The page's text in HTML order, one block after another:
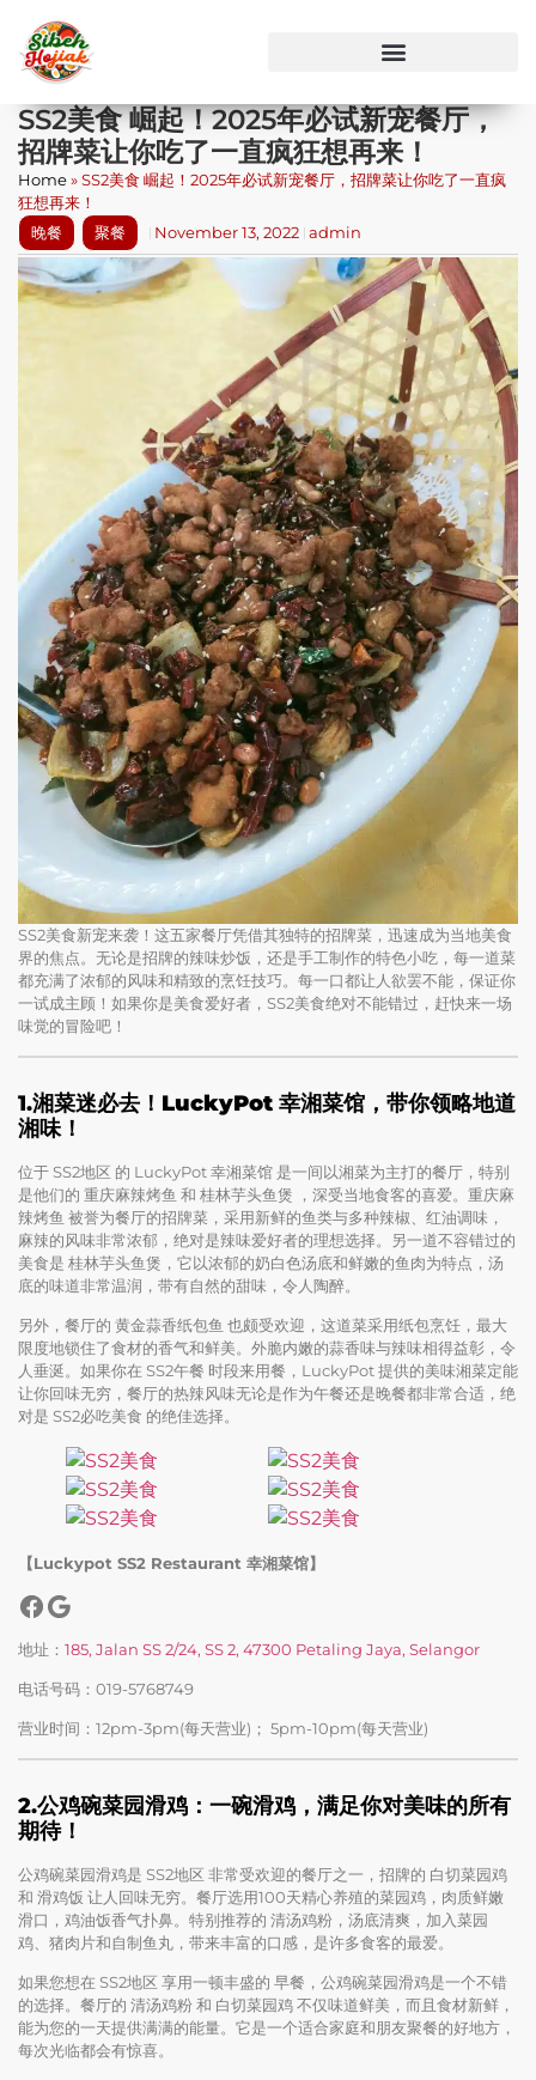
SS2美食 崛起！2025年必试新宠餐厅，
招牌菜让你吃了一直疯狂想再来！
Home»SS2美食 崛起！2025年必试新宠餐厅，招牌菜让你吃了一直疯
狂想再来！
晚餐
聚餐 November 13, 2022 admin
SS2美食新宠来袭！这五家餐厅凭借其独特的招牌菜，迅速成为当地美食
界的焦点。无论是招牌的辣味炒饭，还是手工制作的特色小吃，每一道菜
都充满了浓郁的风味和精致的烹饪技巧。每一口都让人欲罢不能，保证你
一试成主顾！如果你是美食爱好者，SS2美食绝对不能错过，赶快来一场
味觉的冒险吧！
1.湘菜迷必去！LuckyPot 幸湘菜馆，带你领略地道
湘味！
位于 SS2地区 的 LuckyPot 幸湘菜馆 是一间以湘菜为主打的餐厅，特别
是他们的 重庆麻辣烤鱼 和 桂林芋头鱼煲 ，深受当地食客的喜爱。重庆麻
辣烤鱼 被誉为餐厅的招牌菜，采用新鲜的鱼类与多种辣椒、红油调味，
麻辣的风味非常浓郁，绝对是辣味爱好者的理想选择。另一道不容错过的
美食是 桂林芋头鱼煲，它以浓郁的奶白色汤底和鲜嫩的鱼肉为特点，汤
底的味道非常温润，带有自然的甜味，令人陶醉。
另外，餐厅的 黄金蒜香纸包鱼 也颇受欢迎，这道菜采用纸包烹饪，最大
限度地锁住了食材的香气和鲜美。外脆内嫩的蒜香味与辣味相得益彰，令
人垂涎。如果你在 SS2午餐 时段来用餐，LuckyPot 提供的美味湘菜定能
让你回味无穷，餐厅的热辣风味无论是作为午餐还是晚餐都非常合适，绝
对是 SS2必吃美食 的绝佳选择。
【Luckypot SS2 Restaurant 幸湘菜馆】
地址： 185, Jalan SS 2/24, SS 2, 47300 Petaling Jaya, Selangor
电话号码：019-5768749
营业时间：12pm-3pm(每天营业)； 5pm-10pm(每天营业)
2.公鸡碗菜园滑鸡：一碗滑鸡，满足你对美味的所有
期待！
公鸡碗菜园滑鸡是 SS2地区 非常受欢迎的餐厅之一，招牌的 白切菜园鸡
和 滑鸡饭 让人回味无穷。餐厅选用100天精心养殖的菜园鸡，肉质鲜嫩
滑口，鸡油饭香气扑鼻。特别推荐的 清汤鸡粉，汤底清爽，加入菜园
鸡、猪肉片和自制鱼丸，带来丰富的口感，是许多食客的最爱。
如果您想在 SS2地区 享用一顿丰盛的 早餐，公鸡碗菜园滑鸡是一个不错
的选择。餐厅的 清汤鸡粉 和 白切菜园鸡 不仅味道鲜美，而且食材新鲜，
能为您的一天提供满满的能量。它是一个适合家庭和朋友聚餐的好地方，
每次光临都会有惊喜。